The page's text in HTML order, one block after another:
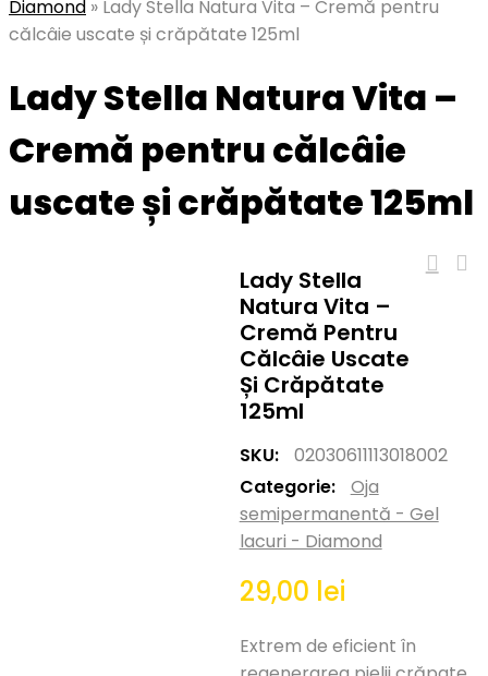
Diamond » Lady Stella Natura Vita – Cremă pentru
călcâie uscate și crăpătate 125ml
Lady Stella Natura Vita –
Cremă pentru călcâie
uscate și crăpătate 125ml
Lady Stella
Natura Vita –
Cremă Pentru
Călcâie Uscate
Și Crăpătate
125ml
SKU:
02030611113018002
Categorie:
Oja
semipermanentă - Gel
lacuri - Diamond
29,00 lei
Extrem de eficient în